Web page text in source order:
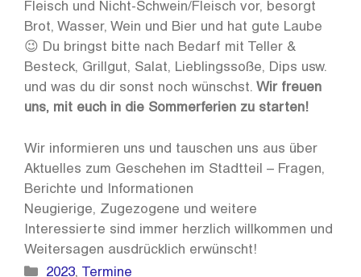
Fleisch und Nicht-Schwein/Fleisch vor, besorgt
Brot, Wasser, Wein und Bier und hat gute Laube
😉 Du bringst bitte nach Bedarf mit Teller &
Besteck, Grillgut, Salat, Lieblingssoße, Dips usw.
und was du dir sonst noch wünschst. Wir freuen
uns, mit euch in die Sommerferien zu starten!
Wir informieren uns und tauschen uns aus über
Aktuelles zum Geschehen im Stadtteil – Fragen,
Berichte und Informationen
Neugierige, Zugezogene und weitere
Interessierte sind immer herzlich willkommen und
Weitersagen ausdrücklich erwünscht!
Kategorien
2023,
Termine